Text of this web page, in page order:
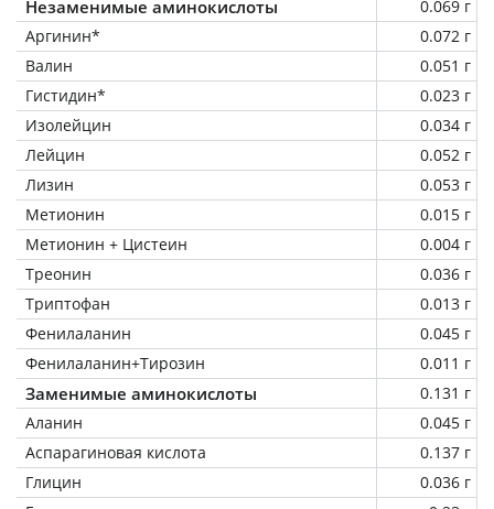
Незаменимые аминокислоты
0.069 г
Аргинин*
0.072 г
Валин
0.051 г
Гистидин*
0.023 г
Изолейцин
0.034 г
Лейцин
0.052 г
Лизин
0.053 г
Метионин
0.015 г
Метионин + Цистеин
0.004 г
Треонин
0.036 г
Триптофан
0.013 г
Фенилаланин
0.045 г
Фенилаланин+Тирозин
0.011 г
Заменимые аминокислоты
0.131 г
Аланин
0.045 г
Аспарагиновая кислота
0.137 г
Глицин
0.036 г